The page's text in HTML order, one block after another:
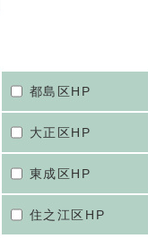
都島区HP
大正区HP
東成区HP
住之江区HP